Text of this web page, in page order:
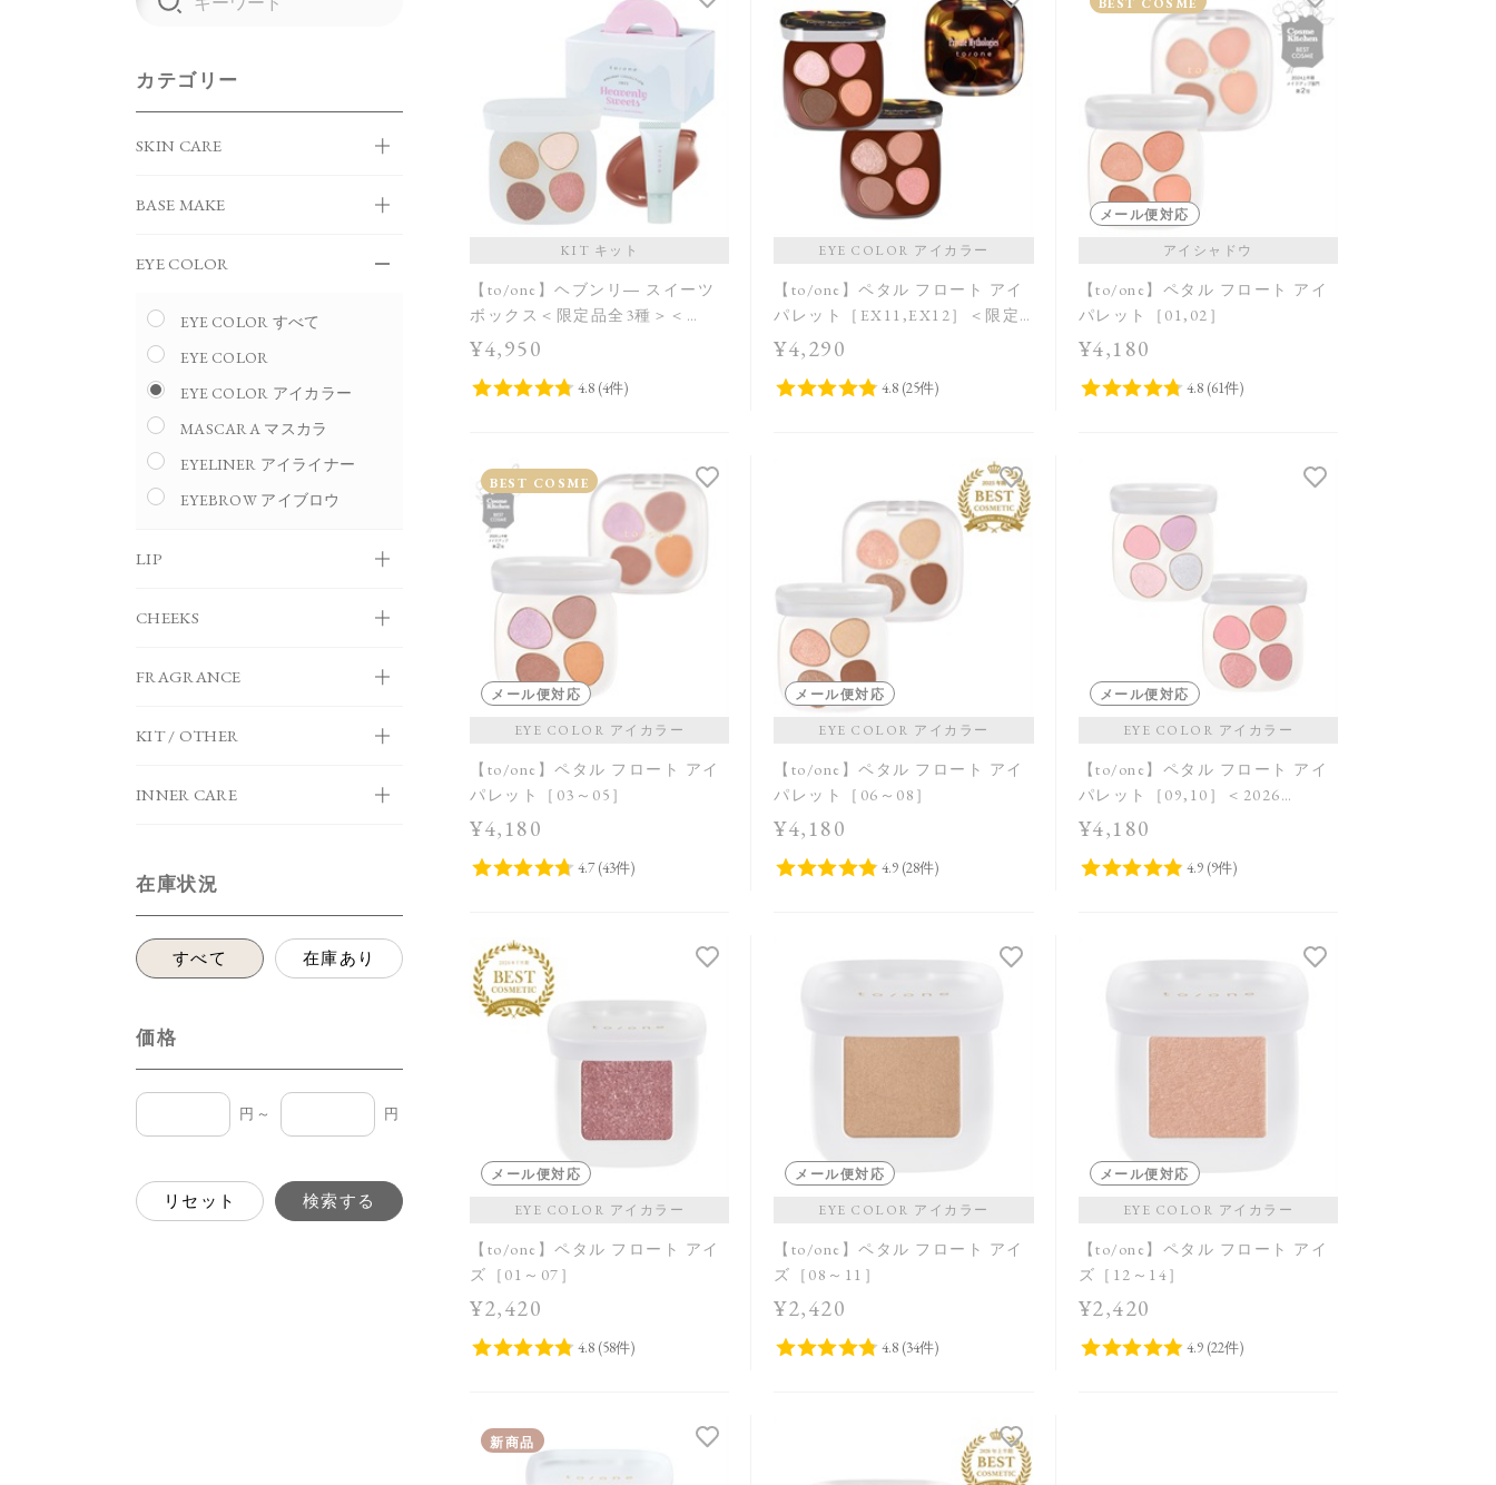
価格が安い
価格が高い
レビューが多い順
カテゴリー
SKIN CARE
BASE MAKE
EYE COLOR
EYE COLOR すべて
EYE COLOR
EYE COLOR アイカラー
MASCARA マスカラ
EYELINER アイライナー
EYEBROW アイブロウ
LIP
CHEEKS
FRAGRANCE
KIT / OTHER
INNER CARE
在庫状況
すべて 在庫あり
価格
円～ 円
リセット 検索する
KIT キット
【to/one】ヘブンリ― スイーツ
ボックス＜限定品全3種＞＜
Holiday Collection＞
¥4,950
EYE COLOR アイカラー
【to/one】ペタル フロート アイ
パレット［EX11,EX12］＜限定
品＞
¥4,290
メール便対応
アイシャドウ
【to/one】ペタル フロート アイ
パレット［01,02］
¥4,180
BEST COSME
メール便対応
EYE COLOR アイカラー
【to/one】ペタル フロート アイ
パレット［03～05］
¥4,180
メール便対応
EYE COLOR アイカラー
【to/one】ペタル フロート アイ
パレット［06～08］
¥4,180
メール便対応
EYE COLOR アイカラー
【to/one】ペタル フロート アイ
パレット［09,10］＜2026
Summer Collection＞
¥4,180
メール便対応
EYE COLOR アイカラー
【to/one】ペタル フロート アイ
ズ［01～07］
¥2,420
メール便対応
EYE COLOR アイカラー
【to/one】ペタル フロート アイ
ズ［08～11］
¥2,420
メール便対応
EYE COLOR アイカラー
【to/one】ペタル フロート アイ
ズ［12～14］
¥2,420
新商品